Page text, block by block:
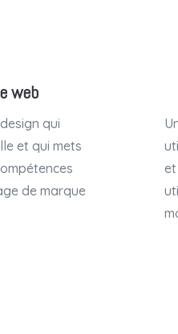
web
qui
et qui mets
de marque